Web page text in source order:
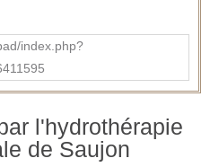
index.php?
l'hydrothérapie
de Saujon